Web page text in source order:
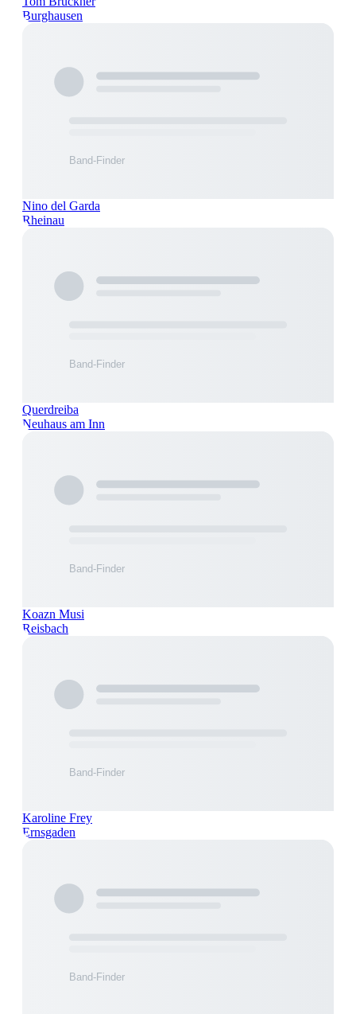
Burghausen
Nino del Garda
Rheinau
Querdreiba
Neuhaus am Inn
Koazn Musi
Reisbach
Karoline Frey
Ernsgaden